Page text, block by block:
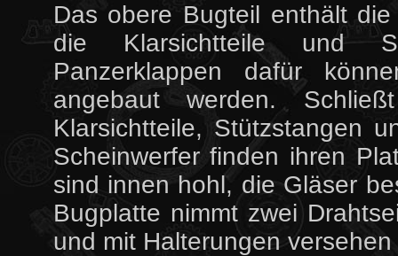
Das obere Bugteil enthält
die Klarsichtteile und
Panzerklappen dafür
angebaut werden.
Klarsichtteile, Stützstangen
Scheinwerfer finden ihren
sind innen hohl, die Gläser
Bugplatte nimmt zwei
und mit Halterungen versehen